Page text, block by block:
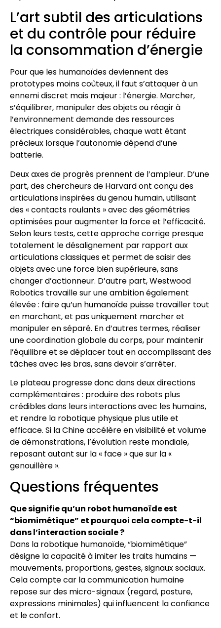
L’art subtil des articulations
et du contrôle pour réduire
la consommation d’énergie
Pour que les humanoïdes deviennent des
prototypes moins coûteux, il faut s’attaquer à un
ennemi discret mais majeur : l’énergie. Marcher,
s’équilibrer, manipuler des objets ou réagir à
l’environnement demande des ressources
électriques considérables, chaque watt étant
précieux lorsque l’autonomie dépend d’une
batterie.
Deux axes de progrès prennent de l’ampleur. D’une
part, des chercheurs de Harvard ont conçu des
articulations inspirées du genou humain, utilisant
des « contacts roulants » avec des géométries
optimisées pour augmenter la force et l’efficacité.
Selon leurs tests, cette approche corrige presque
totalement le désalignement par rapport aux
articulations classiques et permet de saisir des
objets avec une force bien supérieure, sans
changer d’actionneur. D’autre part, Westwood
Robotics travaille sur une ambition également
élevée : faire qu’un humanoïde puisse travailler tout
en marchant, et pas uniquement marcher et
manipuler en séparé. En d’autres termes, réaliser
une coordination globale du corps, pour maintenir
l’équilibre et se déplacer tout en accomplissant des
tâches avec les bras, sans devoir s’arrêter.
Le plateau progresse donc dans deux directions
complémentaires : produire des robots plus
crédibles dans leurs interactions avec les humains,
et rendre la robotique physique plus utile et
efficace. Si la Chine accélère en visibilité et volume
de démonstrations, l’évolution reste mondiale,
reposant autant sur la « face » que sur la «
genouillère ».
Questions fréquentes
Que signifie qu’un robot humanoïde est
“biomimétique” et pourquoi cela compte-t-il
dans l’interaction sociale ?
Dans la robotique humanoïde, “biomimétique”
désigne la capacité à imiter les traits humains —
mouvements, proportions, gestes, signaux sociaux.
Cela compte car la communication humaine
repose sur des micro-signaux (regard, posture,
expressions minimales) qui influencent la confiance
et le confort.